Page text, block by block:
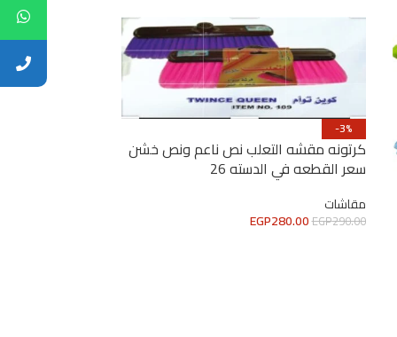
-3%
كرتونه مقشه التعلب نص ناعم ونص خشن
سعر القطعه في الدسته 26
مقاشات
EGP290.00
EGP280.00